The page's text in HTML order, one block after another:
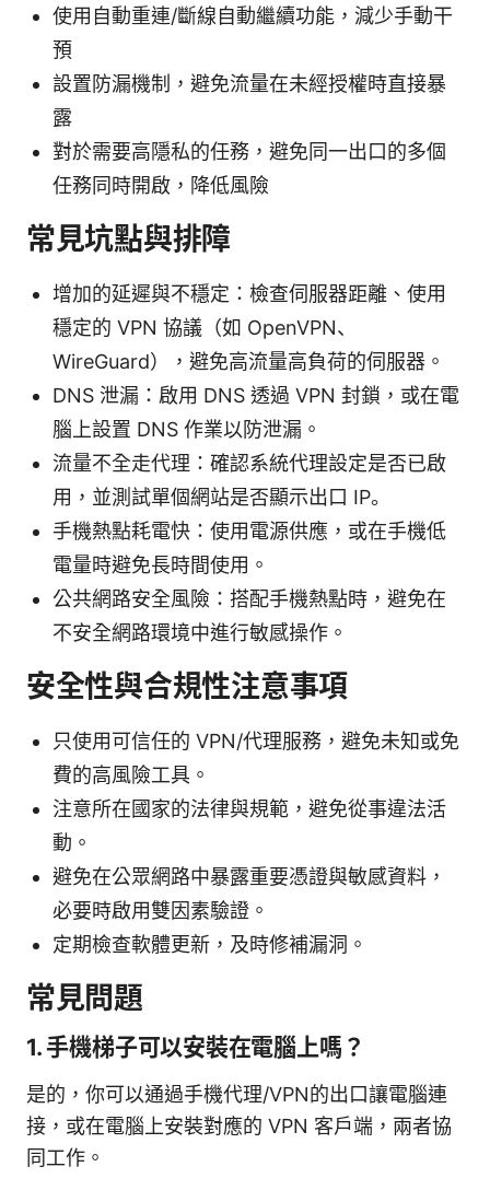
使用自動重連/斷線自動繼續功能，減少手動干
預
設置防漏機制，避免流量在未經授權時直接暴
露
對於需要高隱私的任務，避免同一出口的多個
任務同時開啟，降低風險
常見坑點與排障
增加的延遲與不穩定：檢查伺服器距離、使用
穩定的 VPN 協議（如 OpenVPN、
WireGuard），避免高流量高負荷的伺服器。
DNS 泄漏：啟用 DNS 透過 VPN 封鎖，或在電
腦上設置 DNS 作業以防泄漏。
流量不全走代理：確認系統代理設定是否已啟
用，並測試單個網站是否顯示出口 IP。
手機熱點耗電快：使用電源供應，或在手機低
電量時避免長時間使用。
公共網路安全風險：搭配手機熱點時，避免在
不安全網路環境中進行敏感操作。
安全性與合規性注意事項
只使用可信任的 VPN/代理服務，避免未知或免
費的高風險工具。
注意所在國家的法律與規範，避免從事違法活
動。
避免在公眾網路中暴露重要憑證與敏感資料，
必要時啟用雙因素驗證。
定期檢查軟體更新，及時修補漏洞。
常見問題
1. 手機梯子可以安裝在電腦上嗎？
是的，你可以通過手機代理/VPN的出口讓電腦連
接，或在電腦上安裝對應的 VPN 客戶端，兩者協
同工作。